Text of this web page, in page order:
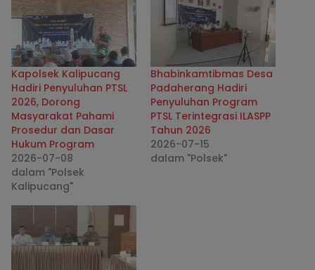
Kapolsek Kalipucang
Hadiri Penyuluhan PTSL
2026, Dorong
Masyarakat Pahami
Prosedur dan Dasar
Hukum Program
2026-07-08
dalam "Polsek
Kalipucang"
Bhabinkamtibmas Desa
Padaherang Hadiri
Penyuluhan Program
PTSL Terintegrasi ILASPP
Tahun 2026
2026-07-15
dalam "Polsek"